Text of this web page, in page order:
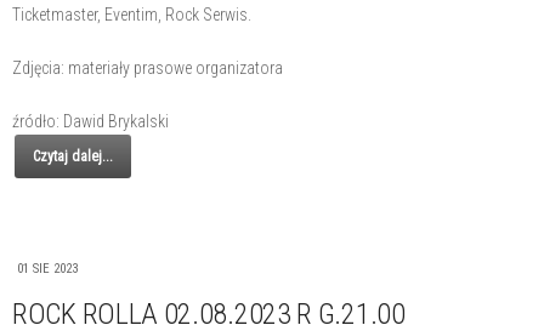
Ticketmaster, Eventim, Rock Serwis.
Zdjęcia: materiały prasowe organizatora
źródło: Dawid Brykalski
Czytaj dalej...
01 SIE 2023
ROCK ROLLA 02.08.2023 R G.21.00